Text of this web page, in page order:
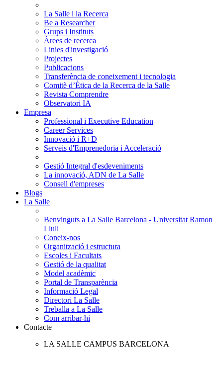
La Salle i la Recerca
Be a Researcher
Grups i Instituts
Àrees de recerca
Linies d'investigació
Projectes
Publicacions
Transferència de coneixement i tecnologia
Comitè d’Ètica de la Recerca de la Salle
Revista Comprendre
Observatori IA
Empresa
Professional i Executive Education
Career Services
Innovació i R+D
Serveis d'Emprenedoria i Acceleració
Gestió Integral d'esdeveniments
La innovació, ADN de La Salle
Consell d'empreses
Blogs
La Salle
Benvinguts a La Salle Barcelona - Universitat Ramon
Llull
Coneix-nos
Organització i estructura
Escoles i Facultats
Gestió de la qualitat
Model acadèmic
Portal de Transparència
Informació Legal
Directori La Salle
Treballa a La Salle
Com arribar-hi
Contacte
LA SALLE CAMPUS BARCELONA